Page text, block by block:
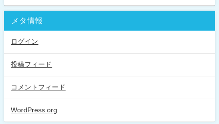
メタ情報
ログイン
投稿フィード
コメントフィード
WordPress.org